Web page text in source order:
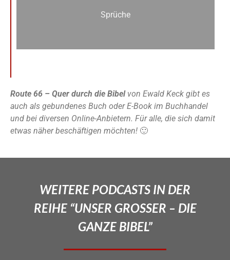
Sprüche
Route 66 – Quer durch die Bibel von Ewald Keck gibt es
auch als gebundenes Buch oder E-Book im Buchhandel
und bei diversen Online-Anbietern. Für alle, die sich damit
etwas näher beschäftigen möchten! 🙂
WEITERE PODCASTS IN DER
REIHE “UNSER GROSSER – DIE
GANZE BIBEL”